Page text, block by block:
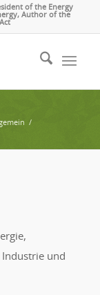
of the Energy
Author of the
/
,
Industrie und